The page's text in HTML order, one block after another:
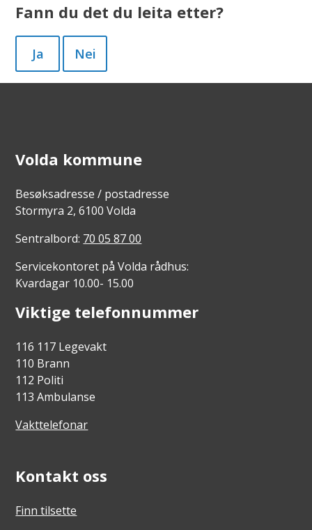
Fann du det du leita etter?
Ja Nei
Volda kommune
Besøksadresse / postadresse
Stormyra 2, 6100 Volda
Sentralbord: 70 05 87 00
Servicekontoret på Volda rådhus:
Kvardagar 10.00- 15.00
Viktige telefonnummer
116 117 Legevakt
110 Brann
112 Politi
113 Ambulanse
Vakttelefonar
Kontakt oss
Finn tilsette